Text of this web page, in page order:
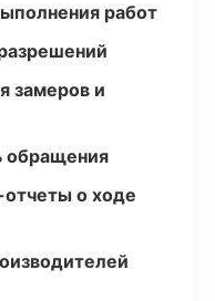
работ
замеров и
обращения
о ходе